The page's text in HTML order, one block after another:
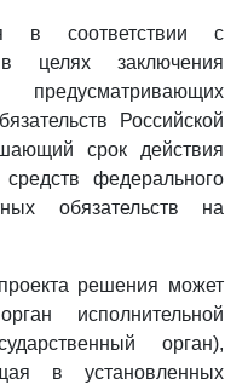
в соответствии с
целях заключения
Российской
срок действия
федерального
обязательств на
решения может
исполнительной
орган),
в установленных